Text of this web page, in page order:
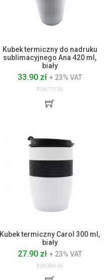
Kubek termiczny do nadruku
sublimacyjnego Ana 420 ml,
biały
33.90 zł + 23% VAT
R08779.06
Kubek termiczny Carol 300 ml,
biały
27.90 zł + 23% VAT
R08380.06